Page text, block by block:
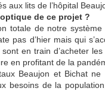
aux lits de l’hôpital
de ce projet ?
totale de notre système
pas d’hier mais qui
sont en train d’acheter
en profitant de la
Beaujon et Bichat ne
besoins de la